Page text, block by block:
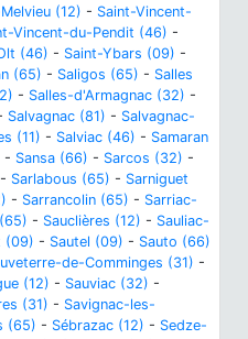
(12) - Saint-Vincent-
Vincent-du-Pendit (46) -
(46) - Saint-Ybars (09) -
(65) - Saligos (65) - Salles
- Salles-d'Armagnac (32) -
Salvagnac (81) - Salvagnac-
(11) - Salviac (46) - Samaran
- Sansa (66) - Sarcos (32) -
- Sarlabous (65) - Sarniguet
- Sarrancolin (65) - Sarriac-
- Sauclières (12) - Sauliac-
(09) - Sautel (09) - Sauto (66)
de-Comminges (31) -
(12) - Sauviac (32) -
(31) - Savignac-les-
(65) - Sébrazac (12) - Sedze-